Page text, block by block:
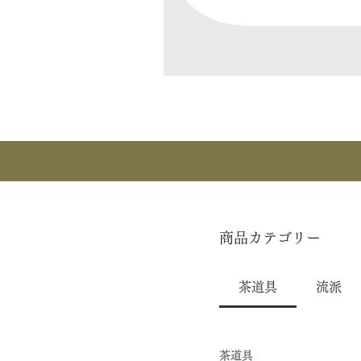
商品カテゴリー
茶道具 流派
茶道具